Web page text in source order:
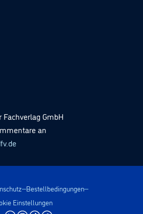
GmbH
an
Bestellbedingungen
Einstellungen